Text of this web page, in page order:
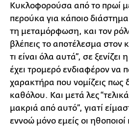
Κυκλοφορούσα από το πρωί
περούκα για κάποιο
τη μεταμόρφωση, και τον
βλέπεις το αποτέλεσμα στον
τι είναι όλα αυτά”, σε
έχει τρομερό ενδιαφέρον να
χαρακτήρα που νομίζεις πως
καθόλου. Και μετά λες
μακριά από αυτό”, γιατί
εννοώ μόνο εμείς οι